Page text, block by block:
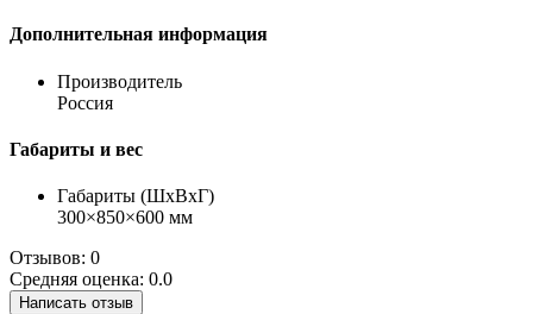
Дополнительная информация
Производитель
Россия
Габариты и вес
Габариты (ШхВхГ)
300×850×600 мм
Отзывов: 0
Средняя оценка: 0.0
Написать отзыв